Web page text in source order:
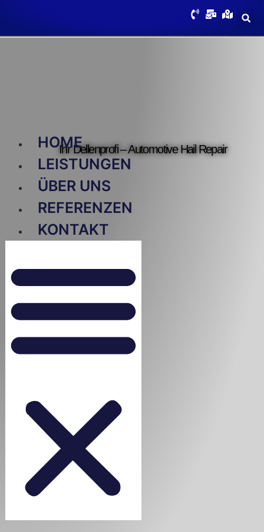
Ihr Dellenprofi – Automotive Hail Repair
HOME
LEISTUNGEN
ÜBER UNS
REFERENZEN
KONTAKT